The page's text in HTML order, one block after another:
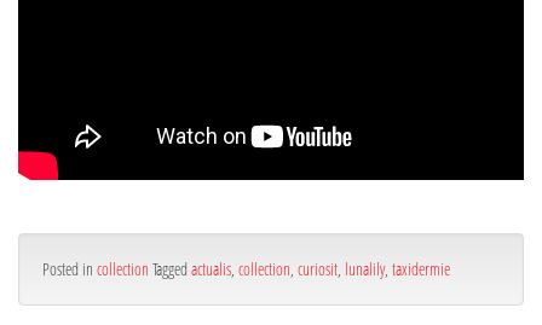
Posted in collection Tagged actualis, collection, curiosit, lunalily, taxidermie